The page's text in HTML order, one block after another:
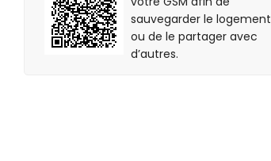
sauvegarder le logement
ou de le partager avec
d’autres.